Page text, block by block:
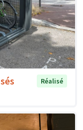
Réalisé